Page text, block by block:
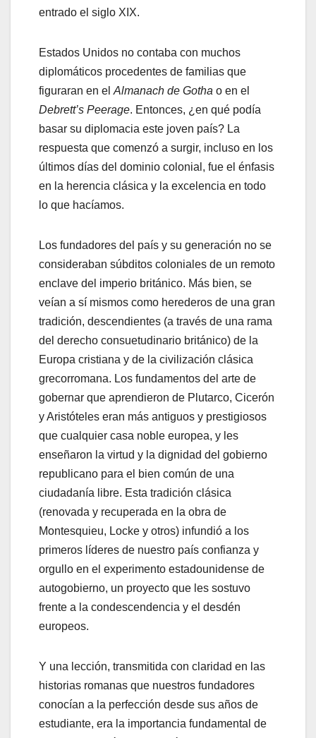
entrado el siglo XIX.
Estados Unidos no contaba con muchos
diplomáticos procedentes de familias que
figuraran en el Almanach de Gotha o en el
Debrett’s Peerage. Entonces, ¿en qué podía
basar su diplomacia este joven país? La
respuesta que comenzó a surgir, incluso en los
últimos días del dominio colonial, fue el énfasis
en la herencia clásica y la excelencia en todo
lo que hacíamos.
Los fundadores del país y su generación no se
consideraban súbditos coloniales de un remoto
enclave del imperio británico. Más bien, se
veían a sí mismos como herederos de una gran
tradición, descendientes (a través de una rama
del derecho consuetudinario británico) de la
Europa cristiana y de la civilización clásica
grecorromana. Los fundamentos del arte de
gobernar que aprendieron de Plutarco, Cicerón
y Aristóteles eran más antiguos y prestigiosos
que cualquier casa noble europea, y les
enseñaron la virtud y la dignidad del gobierno
republicano para el bien común de una
ciudadanía libre. Esta tradición clásica
(renovada y recuperada en la obra de
Montesquieu, Locke y otros) infundió a los
primeros líderes de nuestro país confianza y
orgullo en el experimento estadounidense de
autogobierno, un proyecto que les sostuvo
frente a la condescendencia y el desdén
europeos.
Y una lección, transmitida con claridad en las
historias romanas que nuestros fundadores
conocían a la perfección desde sus años de
estudiante, era la importancia fundamental de